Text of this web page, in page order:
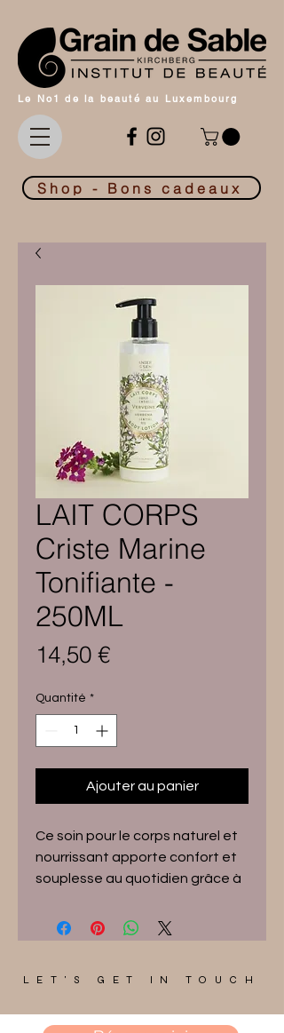
Le No1 de la beauté au Luxembourg
Shop - Bons cadeaux
LAIT CORPS
Criste Marine
Tonifiante -
250ML
14,50 €Prix
Quantité *
Ajouter au panier
Ce soin pour le corps naturel et
nourrissant apporte confort et
souplesse au quotidien grâce à
karité et en huile d'olive
nourrissante.
Formule contenant 97%
LET'S GET IN TOUCH